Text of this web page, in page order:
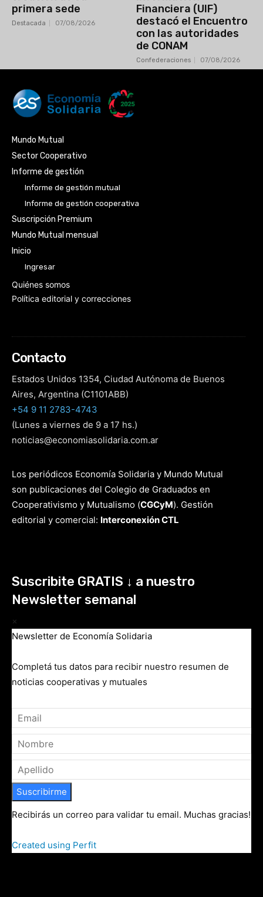
primera sede
Destacada 07/08/2026
Financiera (UIF)
destacó el Encuentro
con las autoridades
de CONAM
Confederaciones 07/08/2026
Mundo Mutual
Sector Cooperativo
Informe de gestión
Informe de gestión mutual
Informe de gestión cooperativa
Suscripción Premium
Mundo Mutual mensual
Inicio
Ingresar
Quiénes somos
Política editorial y correcciones
Contacto
Estados Unidos 1354, Ciudad Autónoma de Buenos
Aires, Argentina (C1101ABB)
+54 9 11 2783-4743
(Lunes a viernes de 9 a 17 hs.)
noticias@economiasolidaria.com.ar
Los periódicos Economía Solidaria y Mundo Mutual
son publicaciones del Colegio de Graduados en
Cooperativismo y Mutualismo (CGCyM). Gestión
editorial y comercial: Interconexión CTL
Suscribite GRATIS ↓ a nuestro
Newsletter semanal
×
Newsletter de Economía Solidaria
Completá tus datos para recibir nuestro resumen de
noticias cooperativas y mutuales
Suscribirme
Recibirás un correo para validar tu email. Muchas gracias!
Created using Perfit